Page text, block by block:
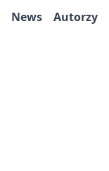
News Autorzy